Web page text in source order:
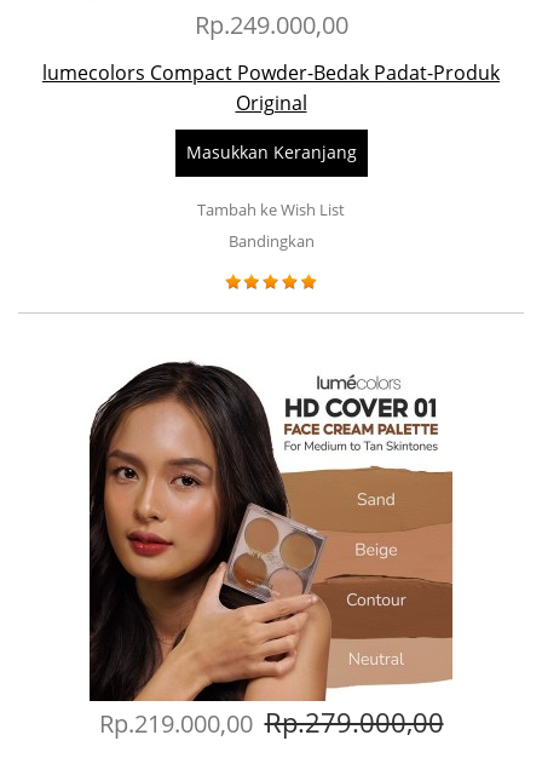
Rp.249.000,00
lumecolors Compact Powder-Bedak Padat-Produk
Original
Masukkan Keranjang
Tambah ke Wish List
Bandingkan
Rp.219.000,00 Rp.279.000,00